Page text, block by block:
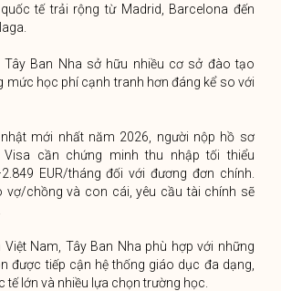
tế trải rộng từ Madrid, Barcelona đến
Tây Ban Nha sở hữu nhiều cơ sở đào tạo
mức học phí cạnh tranh hơn đáng kể so với
mới nhất năm 2026, người nộp hồ sơ
Visa cần chứng minh thu nhập tối thiểu
EUR/tháng đối với đương đơn chính.
vợ/chồng và con cái, yêu cầu tài chính sẽ
Nam, Tây Ban Nha phù hợp với những
được tiếp cận hệ thống giáo dục đa dạng,
tế lớn và nhiều lựa chọn trường học.